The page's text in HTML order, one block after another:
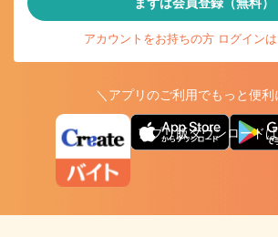
まずは会員登録（無料）
アカウントをお持ちの方 ログインは
＼アプリのご利用でもっと便利
アプリ版ダウンロード